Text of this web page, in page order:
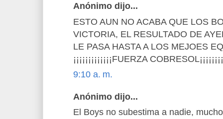
Anónimo dijo...
ESTO AUN NO ACABA QUE LOS
VICTORIA, EL RESULTADO DE
LE PASA HASTA A LOS MEJOES
¡¡¡¡¡¡¡¡¡¡¡¡¡FUERZA
9:10 a. m.
Anónimo dijo...
El Boys no subestima a nadie,